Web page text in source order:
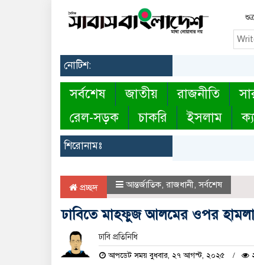
নোটিশ:
সর্বশেষ জাতীয় রাজনীতি
রেল-সড়ক
চাকরি ইসলাম
শিরোনামঃ
প্রচ্ছদ আন্তর্জাতিক, রাজধানী,সর্বশেষ
ঢাবিতে মাহফুজ আলমের ওপর
ঢাবি প্রতিনিধি
আপডেট সময় বুধবার, ২৭ আগস্ট, ২০২৫